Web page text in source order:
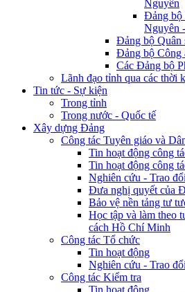
Nguyên
Đảng bộ
Nguyên
Đảng bộ Quân
Đảng bộ Công
Các Đảng bộ
Lãnh đạo tỉnh qua các thời
Tin tức - Sự kiện
Trong tỉnh
Trong nước - Quốc tế
Xây dựng Đảng
Công tác Tuyên giáo và
Tin hoạt động công
Tin hoạt động công
Nghiên cứu - Trao đổi
Đưa nghị quyết của
Bảo vệ nền tảng tư
Học tập và làm theo
cách Hồ Chí Minh
Công tác Tổ chức
Tin hoạt động
Nghiên cứu - Trao đổi
Công tác Kiểm tra
Tin hoạt động